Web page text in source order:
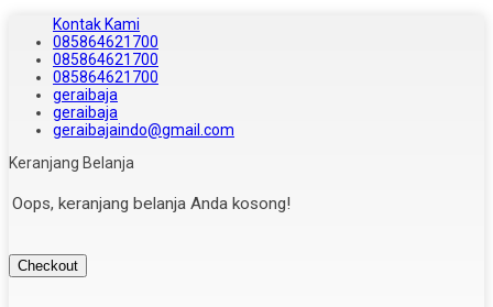
Kontak Kami
085864621700
085864621700
085864621700
geraibaja
geraibaja
geraibajaindo@gmail.com
Keranjang Belanja
Oops, keranjang belanja Anda kosong!
Checkout